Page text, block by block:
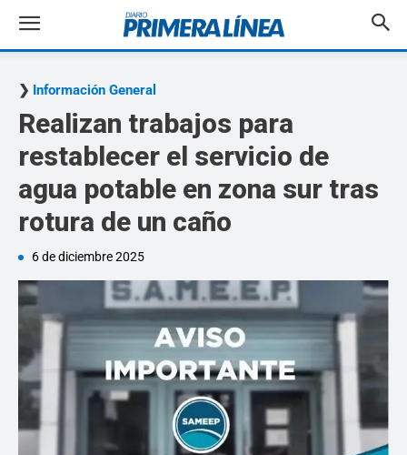
Información General
Realizan trabajos para
restablecer el servicio de
agua potable en zona sur tras
rotura de un caño
6 de diciembre 2025